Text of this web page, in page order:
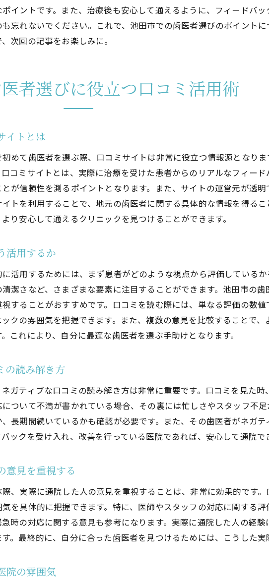
評判の良い医院の探し方
医院選びの際の優先事項
次々と患者が増える理由
初心者向け！池田市で理想の歯医者を見つけ
理想の歯医者を見つけるためのリサーチ
初めての通院時の心得
理想の治療と出会うためのステップ
イントです。また、治療後も安心して通えるように、フィードバ
忘れないでください。これで、池田市での歯医者選びのポイント
次回の記事をお楽しみに。
者選びに役立つ口コミ活用術
イトとは
めて歯医者を選ぶ際、口コミサイトは非常に役立つ情報源となり
コミサイトとは、実際に治療を受けた患者からのリアルなフィー
が信頼性を測るポイントとなります。また、サイトの運営元が透
トを利用することで、地元の歯医者に関する具体的な情報を得る
り安心して通えるクリニックを見つけることができます。
活用するか
活用するためには、まず患者がどのような視点から評価している
潔さなど、さまざまな要素に注目することができます。池田市の
することがおすすめです。口コミを読む際には、単なる評価の数
クの雰囲気を把握できます。また、複数の意見を比較することで
これにより、自分に最適な歯医者を選ぶ手助けとなります。
の読み解き方
ガティブな口コミの読み解き方は非常に重要です。口コミを見た
ついて不満が書かれている場合、その裏には忙しさやスタッフ不
長期間続いているかも確認が必要です。また、その歯医者がネガ
ックを受け入れ、改善を行っている医院であれば、安心して通院で
意見を重視する
、実際に通院した人の意見を重視することは、非常に効果的です。
を具体的に把握できます。特に、医師やスタッフの対応に関する
時の対応に関する意見も参考になります。実際に通院した人の経
。最終的に、自分に合った歯医者を見つけるためには、こうした
院の雰囲気